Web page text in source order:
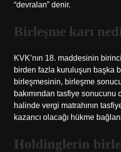
“devralan” denir.
Birleşme karı
KVK’nın 18. maddesinin
birden fazla kuruluşun başka
birleşmesinin, birleşme
bakımından tasfiye sonucunu
halinde vergi matrahının
kazancı olacağı hükme
Holdinglerin